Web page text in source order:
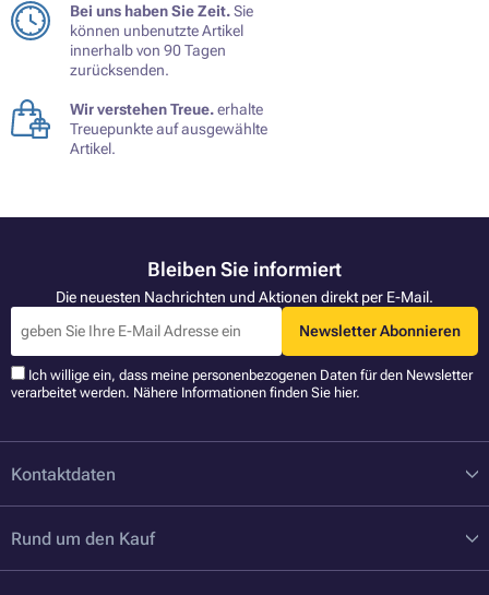
Bei uns haben Sie Zeit.Sie
können unbenutzte Artikel
innerhalb von 90 Tagen
zurücksenden.
Wir verstehen Treue.erhalte
Treuepunkte auf ausgewählte
Artikel.
Bleiben Sie informiert
Die neuesten Nachrichten und Aktionen direkt per E-Mail.
Newsletter Abonnieren
Ich willige ein, dass meine personenbezogenen Daten für den Newsletter
verarbeitet werden. Nähere Informationen finden Sie hier.
Kontaktdaten
Rund um den Kauf